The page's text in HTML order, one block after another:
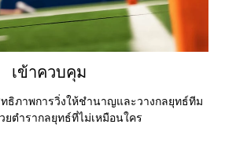
เข้าควบคุม
ธิภาพการวิ่งให้ชำนาญและวางกลยุทธ์ทีม
ตำรากลยุทธ์ที่ไม่เหมือนใคร